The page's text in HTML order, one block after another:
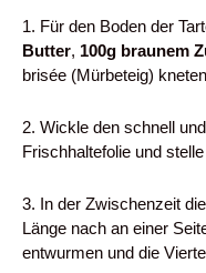
1. Für den Boden der
Butter, 100g braunem
brisée (Mürbeteig)
2. Wickle den schnell
Frischhaltefolie und
3. In der Zwischenzeit die
Länge nach an einer
entwurmen und die